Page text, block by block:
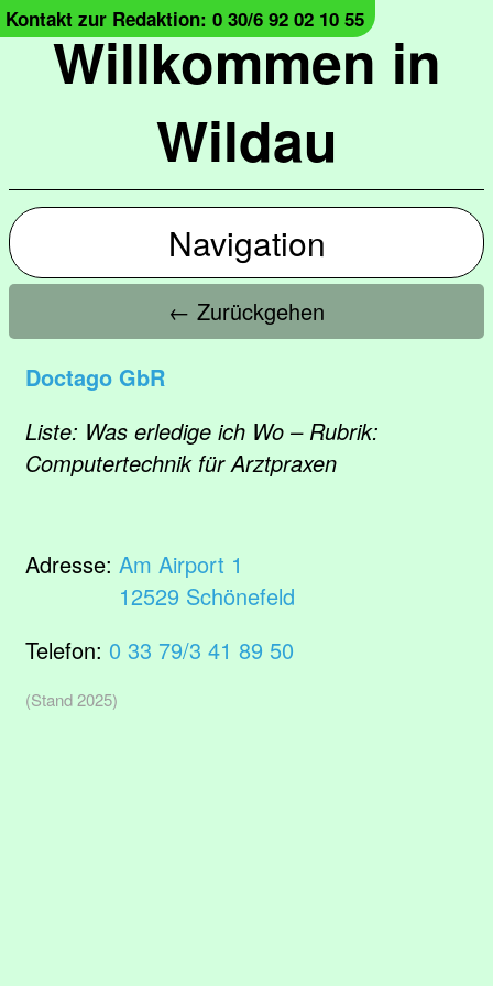
Willkommen in
Wildau
Kontakt zur Redaktion: 0 30/6 92 02 10 55
Navigation
← Zurückgehen
Doctago GbR
Liste: Was erledige ich Wo – Rubrik:
Computertechnik für Arztpraxen
Adresse: Am Airport 1
12529 Schönefeld
Telefon: 0 33 79/3 41 89 50
(Stand 2025)